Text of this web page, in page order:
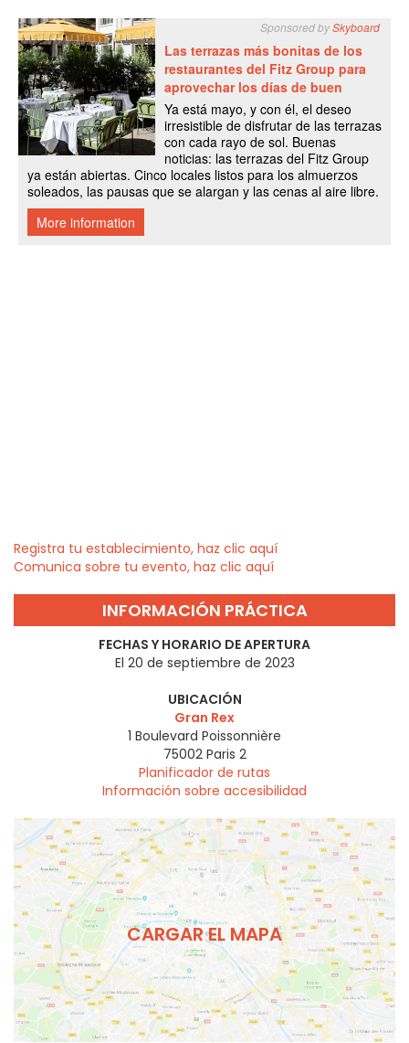
Registra tu establecimiento, haz clic aquí
Comunica sobre tu evento, haz clic aquí
INFORMACIÓN PRÁCTICA
FECHAS Y HORARIO DE APERTURA
El 20 de septiembre de 2023
UBICACIÓN
Gran Rex
1 Boulevard Poissonnière
75002 Paris 2
Planificador de rutas
Información sobre accesibilidad
CARGAR EL MAPA